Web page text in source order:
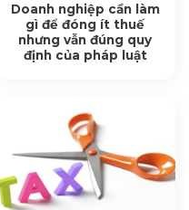
Doanh nghiệp cần làm
gì để đóng ít thuế
nhưng vẫn đúng quy
định của pháp luật